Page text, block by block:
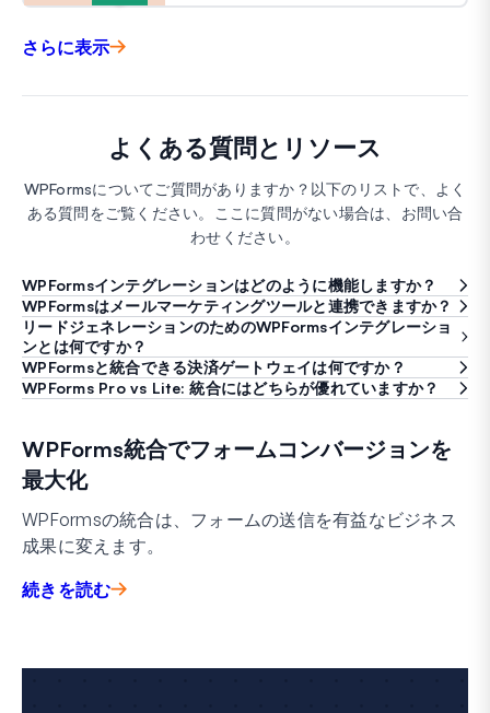
さらに表示
よくある質問とリソース
WPFormsについてご質問がありますか？以下のリストで、よく
ある質問をご覧ください。ここに質問がない場合は、お問い合
わせください。
WPFormsインテグレーションはどのように機能しますか？
WPFormsはメールマーケティングツールと連携できますか？
リードジェネレーションのためのWPFormsインテグレーショ
ンとは何ですか？
WPFormsと統合できる決済ゲートウェイは何ですか？
WPForms Pro vs Lite: 統合にはどちらが優れていますか？
WPForms統合でフォームコンバージョンを
最大化
WPFormsの統合は、フォームの送信を有益なビジネス
成果に変えます。
続きを読む